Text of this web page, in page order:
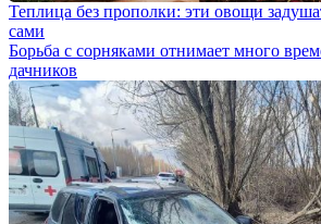
Теплица без прополки: эти овощи
сами
Борьба с сорняками отнимает много
дачников